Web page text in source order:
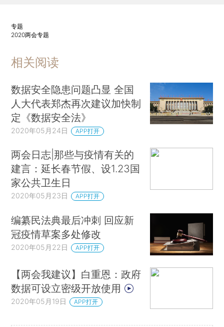
专题
2020两会专题
相关阅读
数据安全隐患问题凸显 全国
人大代表郑杰再次建议加快制
定《数据安全法》
2020年05月24日 APP打开
两会日志|那些与疫情有关的
建言：延长春节假、设1.23国
家公共卫生日
2020年05月23日 APP打开
编纂民法典最后冲刺 回应新
冠疫情草案多处修改
2020年05月22日 APP打开
【两会我建议】白重恩：政府
数据可设立密级开放使用
2020年05月19日 APP打开